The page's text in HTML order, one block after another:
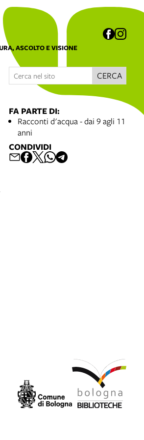
ASCOLTO E VISIONE
CERCA
FA PARTE DI:
Racconti d'acqua - dai 9 agli 11
anni
CONDIVIDI